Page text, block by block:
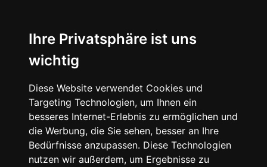
Ihre Privatsphäre ist uns
wichtig
Diese Website verwendet Cookies und
Targeting Technologien, um Ihnen ein
besseres Internet-Erlebnis zu ermöglichen und
die Werbung, die Sie sehen, besser an Ihre
Bedürfnisse anzupassen. Diese Technologien
nutzen wir außerdem, um Ergebnisse zu